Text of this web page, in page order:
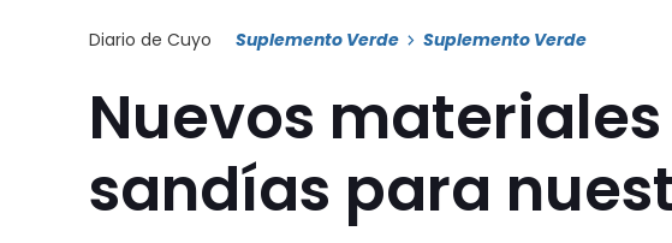
Diario de Cuyo Suplemento Verde Suplemento Verde
Nuevos
sandías para